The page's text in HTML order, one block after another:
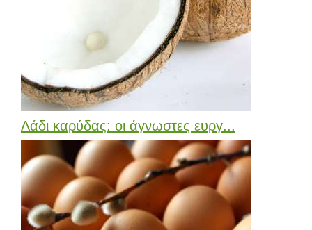
Λάδι καρύδας: οι άγνωστες ευργ...